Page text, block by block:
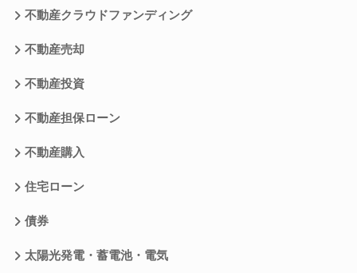
不動産クラウドファンディング
不動産売却
不動産投資
不動産担保ローン
不動産購入
住宅ローン
債券
太陽光発電・蓄電池・電気